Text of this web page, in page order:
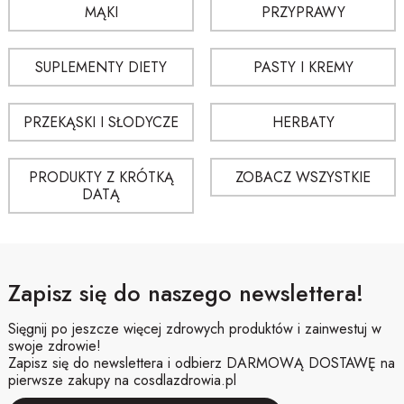
• do pieczywa i bułek
• jako szybka przekąska w ciągu dnia
Morele można także pokroić i łączyć z innymi bakaliami, tworząc własne
mieszanki.
Dlaczego suszone morele są chętnie wybierane?
• dobrze komponują się z wieloma potrawami
• są gotowe do użycia od razu po otwarciu
• nadają potrawom miękką, przyjemną strukturę
orientacyjne)
SKŁADNIK
Kalorie
ok. 240–260 kcal
Węglowodany 55–62 g
Błonnik
6–8 g
Białko
3–5 g
MĄKI PRZYPRAWY
SUPLEMENTY DIETY PASTY I KREMY
PRZEKĄSKI I SŁODYCZE HERBATY
PRODUKTY Z KRÓTKĄ
DATĄ
ZOBACZ WSZYSTKIE
Zapisz się do naszego newslettera!
Sięgnij po jeszcze więcej zdrowych produktów i zainwestuj w
swoje zdrowie!
Zapisz się do newslettera i odbierz DARMOWĄ DOSTAWĘ na
pierwsze zakupy na cosdlazdrowia.pl